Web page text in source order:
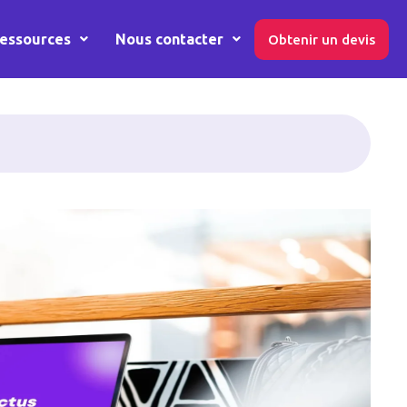
Nous contacter Obtenir un devis